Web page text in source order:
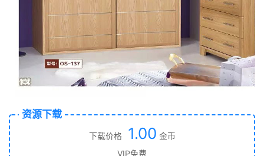
资源下载
下载价格 1.00 金币
VIP免费